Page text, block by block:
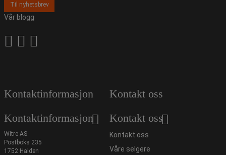
Til nyhetsbrev
Vår blogg
Kontaktinformasjon
Kontaktinformasjon
Witre AS
Postboks 235
1752 Halden
Kontakt oss
Kontakt oss
Kontakt oss
Våre selgere